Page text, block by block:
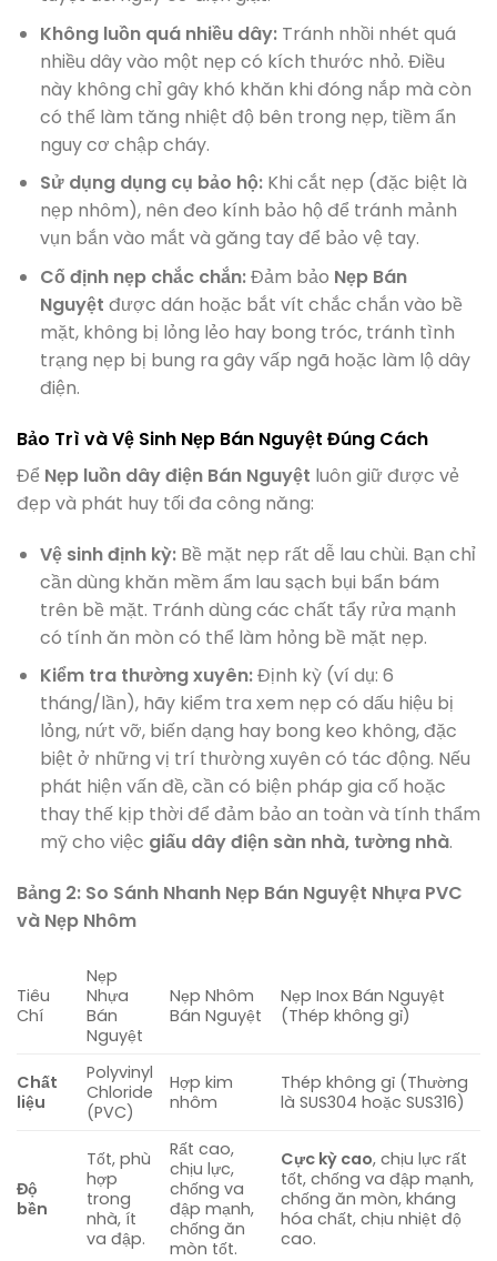
Không luồn quá nhiều dây:Tránh nhồi nhét quá
nhiều dây vào một nẹp có kích thước nhỏ. Điều
này không chỉ gây khó khăn khi đóng nắp mà còn
có thể làm tăng nhiệt độ bên trong nẹp, tiềm ẩn
nguy cơ chập cháy.
Sử dụng dụng cụ bảo hộ:Khi cắt nẹp (đặc biệt là
nẹp nhôm), nên đeo kính bảo hộ để tránh mảnh
vụn bắn vào mắt và găng tay để bảo vệ tay.
Cố định nẹp chắc chắn:Đảm bảo Nẹp Bán
Nguyệt được dán hoặc bắt vít chắc chắn vào bề
mặt, không bị lỏng lẻo hay bong tróc, tránh tình
trạng nẹp bị bung ra gây vấp ngã hoặc làm lộ dây
điện.
Bảo Trì và Vệ Sinh Nẹp Bán Nguyệt Đúng Cách
Để Nẹp luồn dây điện Bán Nguyệt luôn giữ được vẻ
đẹp và phát huy tối đa công năng:
Vệ sinh định kỳ:Bề mặt nẹp rất dễ lau chùi. Bạn chỉ
cần dùng khăn mềm ẩm lau sạch bụi bẩn bám
trên bề mặt. Tránh dùng các chất tẩy rửa mạnh
có tính ăn mòn có thể làm hỏng bề mặt nẹp.
Kiểm tra thường xuyên:Định kỳ (ví dụ: 6
tháng/lần), hãy kiểm tra xem nẹp có dấu hiệu bị
lỏng, nứt vỡ, biến dạng hay bong keo không, đặc
biệt ở những vị trí thường xuyên có tác động. Nếu
phát hiện vấn đề, cần có biện pháp gia cố hoặc
thay thế kịp thời để đảm bảo an toàn và tính thẩm
mỹ cho việc giấu dây điện sàn nhà, tường nhà.
Bảng 2: So Sánh Nhanh Nẹp Bán Nguyệt Nhựa PVC
và Nẹp Nhôm
Tiêu
Chí
Nẹp
Nhựa
Bán
Nguyệt
Nẹp Nhôm
Bán Nguyệt
Nẹp Inox Bán Nguyệt
(Thép không gỉ)
Chất
liệu
Polyvinyl
Chloride
(PVC)
Hợp kim
nhôm
Thép không gỉ (Thường
là SUS304 hoặc SUS316)
Độ
bền
Tốt, phù
hợp
trong
nhà, ít
va đập.
Rất cao,
chịu lực,
chống va
đập mạnh,
chống ăn
mòn tốt.
Cực kỳ cao, chịu lực rất
tốt, chống va đập mạnh,
chống ăn mòn, kháng
hóa chất, chịu nhiệt độ
cao.